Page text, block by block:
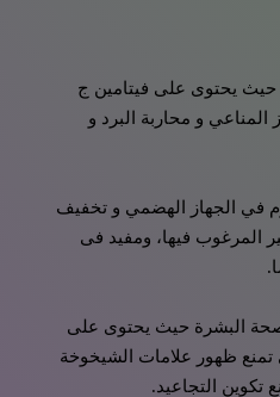
يحتوى على فيتامين ج
المناعي و محاربة البرد و
في الجهاز الهضمي و تخفيف
المرغوب فيها، ومفيد فى
البشرة حيث يحتوى على
تمنع ظهور علامات الشيخوخة
تكوين التجاعيد.